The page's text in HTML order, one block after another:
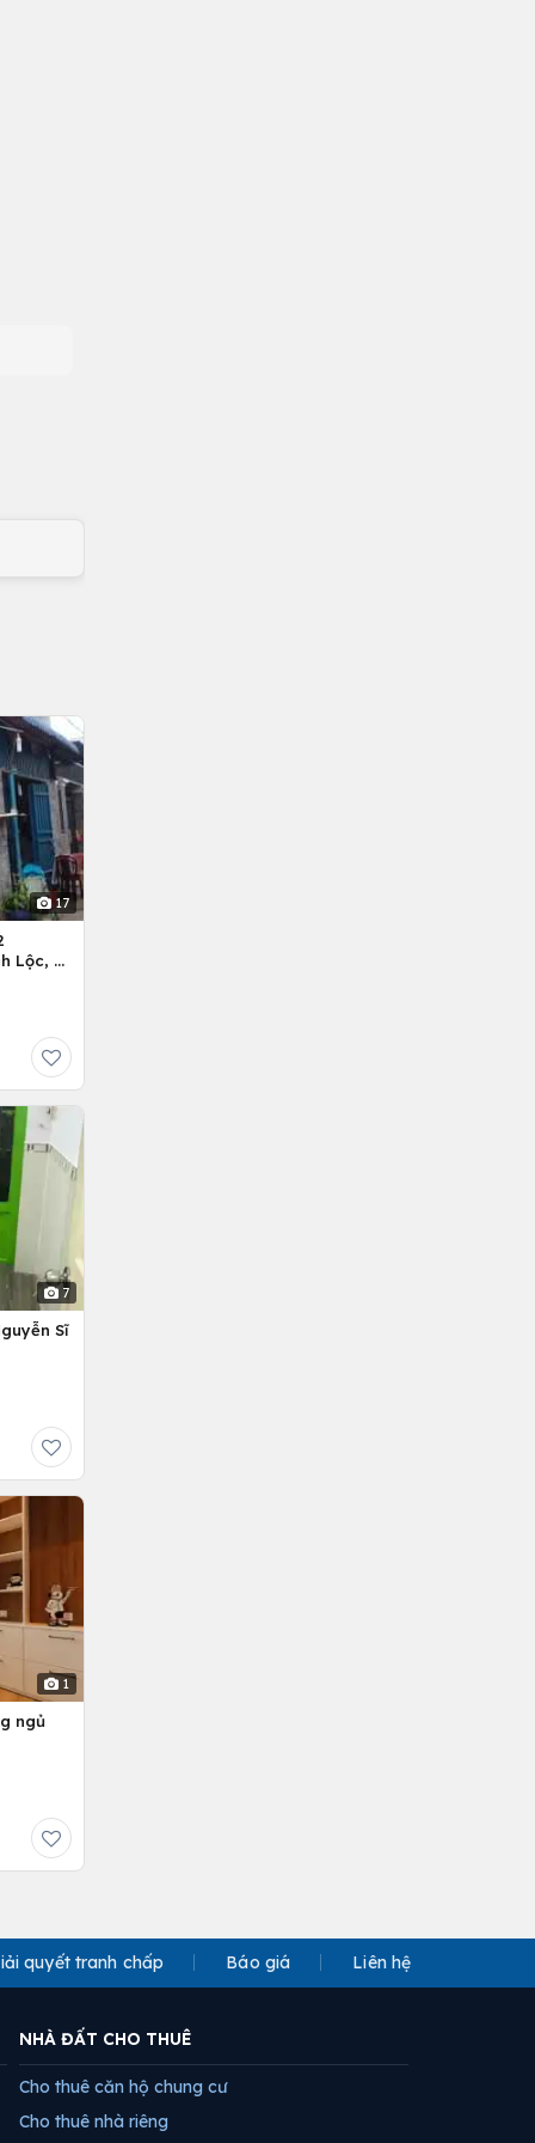
17
Lộc, H.
7
Sĩ
1
ngủ
quyết tranh chấp Báo giá Liên hệ
NHÀ ĐẤT CHO THUÊ
Cho thuê căn hộ chung cư
Cho thuê nhà riêng